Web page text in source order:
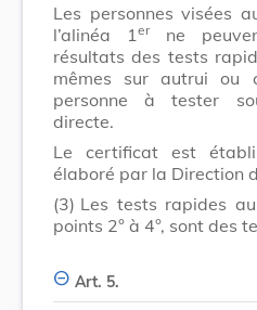
Les personnes visées
l’alinéa 1 erne
résultats des tests
mêmes sur autrui ou
personne à tester
directe.
Le certificat est
élaboré par la Direction
(3) Les tests rapides
points 2° à 4°, sont des
Art. 5.